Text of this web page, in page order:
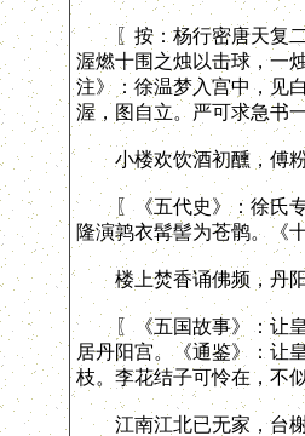
〖按：杨行密唐天复二
渥燃十围之烛以击球，一
注》：徐温梦入宫中，见
渥，图自立。严可求急书
小楼欢饮酒初醺，傅粉
〖《五代史》：徐氏专
隆演鹑衣髯髻为苍鹘。《
楼上焚香诵佛频，丹阳
〖《五国故事》：让皇
居丹阳宫。《通鉴》：让
枝。李花结子可怜在，不
江南江北已无家，台榭